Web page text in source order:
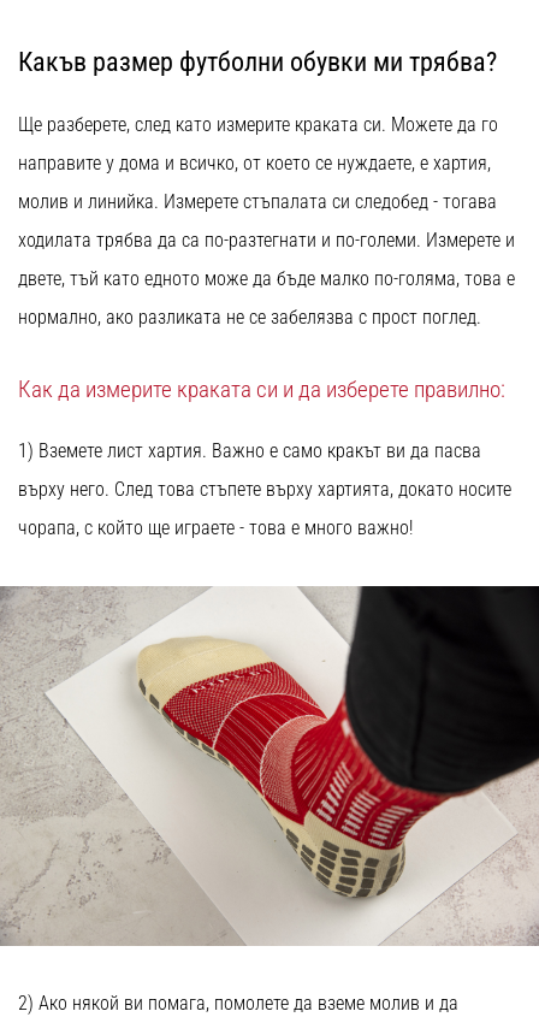
Какъв размер футболни обувки ми трябва?
Ще разберете, след като измерите краката си. Можете да го
направите у дома и всичко, от което се нуждаете, е хартия,
молив и линийка. Измерете стъпалата си следобед - тогава
ходилата трябва да са по-разтегнати и по-големи. Измерете и
двете, тъй като едното може да бъде малко по-голяма, това е
нормално, ако разликата не се забелязва с прост поглед.
Как да измерите краката си и да изберете правилно:
1) Вземете лист хартия. Важно е само кракът ви да пасва
върху него. След това стъпете върху хартията, докато носите
чорапа, с който ще играете - това е много важно!
2) Ако някой ви помага, помолете да вземе молив и да